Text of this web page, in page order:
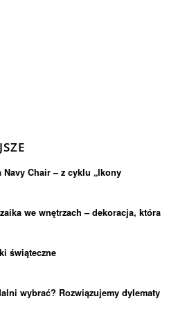
Navy Chair – z cyklu „Ikony
we wnętrzach – dekoracja, która
świąteczne
wybrać? Rozwiązujemy dylematy